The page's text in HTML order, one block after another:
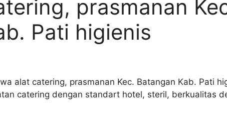
prasmanan
Pati higienis
alat catering, prasmanan Kec. Batangan Kab. Pati
catering dengan standart hotel, steril, berkualitas